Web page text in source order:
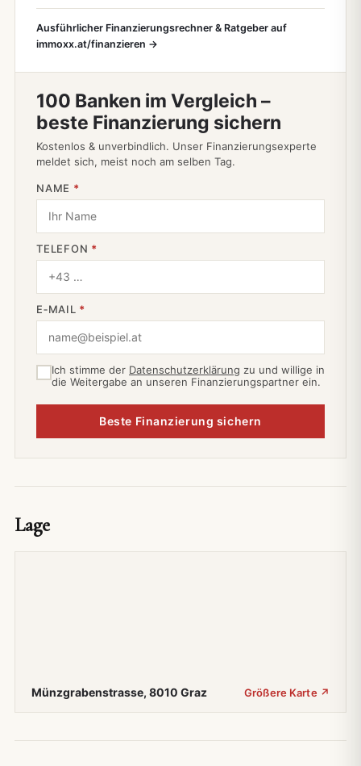
Ausführlicher Finanzierungsrechner & Ratgeber auf
immoxx.at/finanzieren →
100 Banken im Vergleich –
beste Finanzierung sichern
Kostenlos & unverbindlich. Unser Finanzierungsexperte
meldet sich, meist noch am selben Tag.
NAME *
TELEFON *
E‑MAIL *
Ich stimme der Datenschutzerklärung zu und willige in
die Weitergabe an unseren Finanzierungspartner ein.
Beste Finanzierung sichern
Lage
Münzgrabenstrasse, 8010 Graz Größere Karte ↗